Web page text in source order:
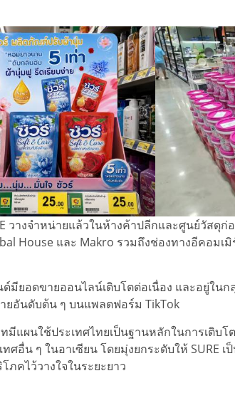
วางจำหน่ายแล้วในห้างค้าปลีกและศูนย์วัสดุก่
House และ Makro รวมถึงช่องทางอีคอมเมิ
มียอดขายออนไลน์เติบโตต่อเนื่อง และอยู่ใ
ยอันดับต้น ๆ บนแพลตฟอร์ม TikTok
มีแผนใช้ประเทศไทยเป็นฐานหลักในการเติบ
ทศอื่น ๆ ในอาเซียน โดยมุ่งยกระดับให้ SURE
คไว้วางใจในระยะยาว